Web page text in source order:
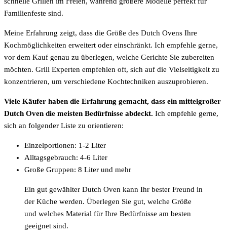
Familienfeste sind.
Meine Erfahrung zeigt, dass die Größe des Dutch Ovens Ihre
Kochmöglichkeiten erweitert oder einschränkt. Ich empfehle gerne,
vor dem Kauf genau zu überlegen, welche Gerichte Sie zubereiten
möchten. Grill Experten empfehlen oft, sich auf die Vielseitigkeit zu
konzentrieren, um verschiedene Kochtechniken auszuprobieren.
Viele Käufer haben die Erfahrung gemacht, dass ein mittelgroßer
Dutch Oven die meisten Bedürfnisse abdeckt. Ich empfehle gerne,
sich an folgender Liste zu orientieren:
Einzelportionen: 1-2 Liter
Alltagsgebrauch: 4-6 Liter
Große Gruppen: 8 Liter und mehr
Ein gut gewählter Dutch Oven kann Ihr bester Freund in
der Küche werden. Überlegen Sie gut, welche Größe
und welches Material für Ihre Bedürfnisse am besten
geeignet sind.